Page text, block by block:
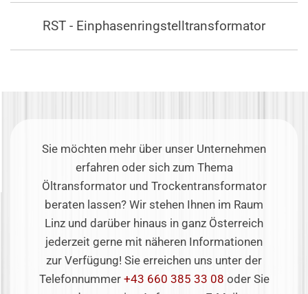
RST - Einphasenringstelltransformator
Sie möchten mehr über unser Unternehmen
erfahren oder sich zum Thema
Öltransformator und Trockentransformator
beraten lassen? Wir stehen Ihnen im Raum
Linz und darüber hinaus in ganz Österreich
jederzeit gerne mit näheren Informationen
zur Verfügung! Sie erreichen uns unter der
Telefonnummer +43 660 385 33 08 oder Sie